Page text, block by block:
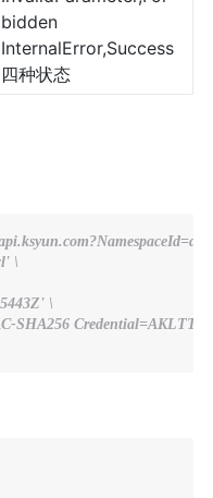
bidden
InternalError,Success
四种状态
\
\
SHA256